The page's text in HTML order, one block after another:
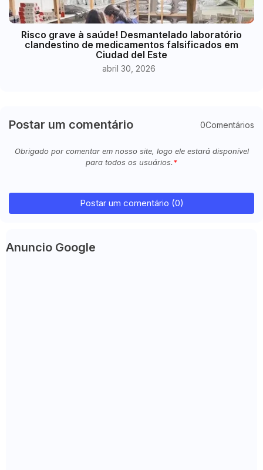
Risco grave à saúde! Desmantelado laboratório
clandestino de medicamentos falsificados em
Ciudad del Este
abril 30, 2026
Postar um comentário 0Comentários
Obrigado por comentar em nosso site, logo ele estará disponível
para todos os usuários.
Postar um comentário (0)
Anuncio Google